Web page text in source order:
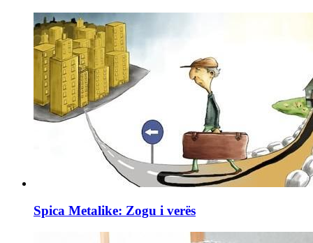
Spica Metalike: Zogu i verës